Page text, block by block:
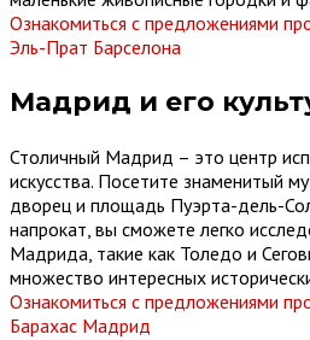
Ознакомиться с предложениями
Эль-Прат Барселона
Мадрид и его
Столичный Мадрид – это центр
искусства. Посетите знаменитый
дворец и площадь Пуэрта-дель-
напрокат, вы сможете легко
Мадрида, такие как Толедо и
множество интересных
Ознакомиться с предложениями
Барахас Мадрид